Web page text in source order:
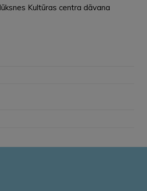
Kultūras centra dāvana